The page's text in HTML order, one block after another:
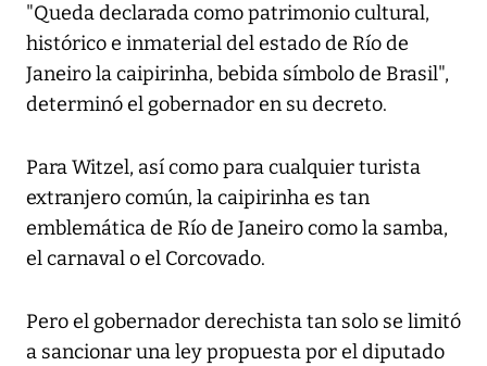
"Queda declarada como patrimonio cultural,
histórico e inmaterial del estado de Río de
Janeiro la caipirinha, bebida símbolo de Brasil",
determinó el gobernador en su decreto.
Para Witzel, así como para cualquier turista
extranjero común, la caipirinha es tan
emblemática de Río de Janeiro como la samba,
el carnaval o el Corcovado.
Pero el gobernador derechista tan solo se limitó
a sancionar una ley propuesta por el diputado